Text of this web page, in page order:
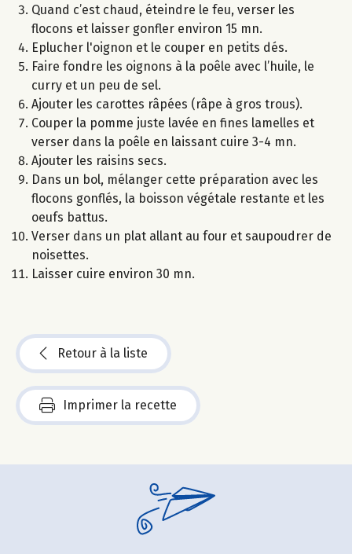
Quand c’est chaud, éteindre le feu, verser les
flocons et laisser gonfler environ 15 mn.
Eplucher l'oignon et le couper en petits dés.
Faire fondre les oignons à la poêle avec l’huile, le
curry et un peu de sel.
Ajouter les carottes râpées (râpe à gros trous).
Couper la pomme juste lavée en fines lamelles et
verser dans la poêle en laissant cuire 3-4 mn.
Ajouter les raisins secs.
Dans un bol, mélanger cette préparation avec les
flocons gonflés, la boisson végétale restante et les
oeufs battus.
Verser dans un plat allant au four et saupoudrer de
noisettes.
Laisser cuire environ 30 mn.
Retour à la liste
Imprimer la recette